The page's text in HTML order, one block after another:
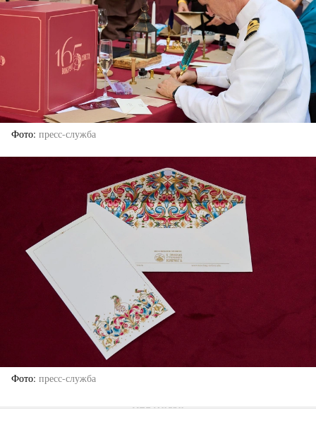
Фото пресс-служба
Фото пресс-служба